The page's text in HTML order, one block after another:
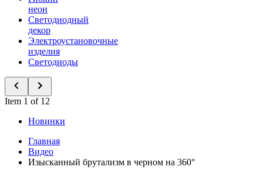
неон
Светодиодный
декор
Электроустановочные
изделия
Светодиоды
Item 1 of 12
Новинки
Главная
Видео
Изысканный брутализм в черном на 360°